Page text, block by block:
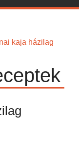
kaja házilag